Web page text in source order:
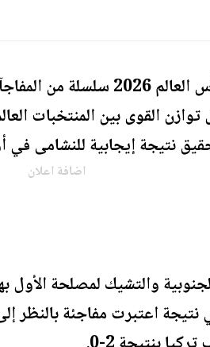
شهدت منافسات كأس
القوى بين المنتخبات
نتيجة إيجابية للنشامى في
اضافة اعلان
والتشيك لمصلحة
أمام منتخب سويسرا 1-1 في نتيجة